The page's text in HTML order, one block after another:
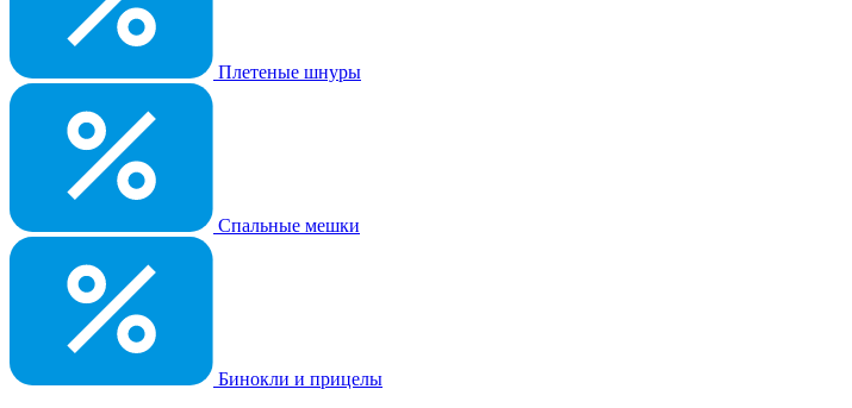
Плетеные шнуры
Спальные мешки
Бинокли и прицелы